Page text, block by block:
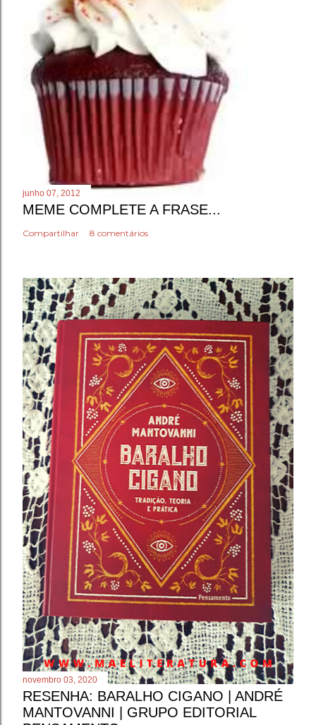
junho 07, 2012
MEME COMPLETE A FRASE...
Compartilhar 8 comentários
novembro 03, 2020
RESENHA: BARALHO CIGANO | ANDRÉ
MANTOVANNI | GRUPO EDITORIAL